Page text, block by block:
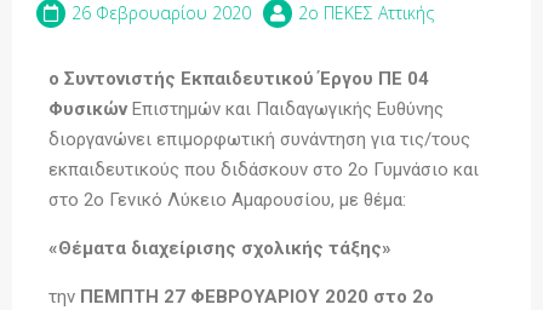
26 Φεβρουαρίου 2020 2o ΠΕΚΕΣ Αττικής
ο Συντονιστής Εκπαιδευτικού Έργου ΠΕ 04
Φυσικών Επιστημών και Παιδαγωγικής Ευθύνης
διοργανώνει επιμορφωτική συνάντηση για τις/τους
εκπαιδευτικούς που διδάσκουν στο 2ο Γυμνάσιο και
στο 2ο Γενικό Λύκειο Αμαρουσίου, με θέμα:
«Θέματα διαχείρισης σχολικής τάξης»
την ΠΕΜΠΤΗ 27 ΦΕΒΡΟΥΑΡΙΟΥ 2020 στο 2ο